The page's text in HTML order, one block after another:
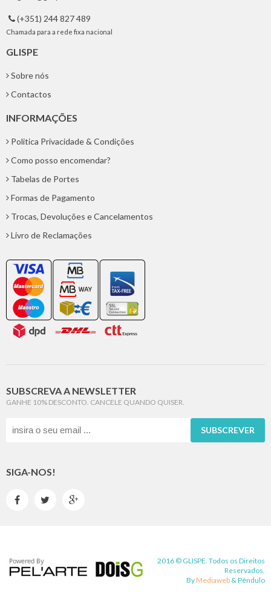
 (+351) 244 827 489
Chamada para a rede fixa nacional
GLISPE
Sobre nós
Contactos
INFORMAÇÕES
Politica Privacidade & Condições
Como posso encomendar?
Tabelas de Portes
Formas de Pagamento
Trocas, Devoluções e Cancelamentos
Livro de Reclamações
SUBSCREVA A NEWSLETTER
GANHE 10% DESCONTO. CANCELE QUANDO QUISER.
SUBSCREVER
SIGA-NOS!
  
2016 © GLISPE. Todos os Direitos
Reservados.
By Mediaweb &Pêndulo